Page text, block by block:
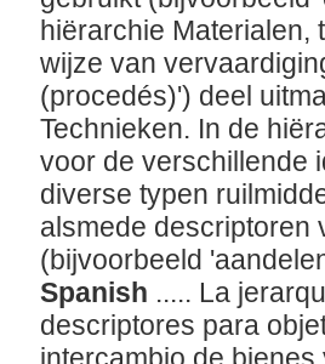
hiërarchie Materialen,
wijze van
(procedés)') deel
Technieken. In de
voor de verschillende
diverse typen
alsmede descriptoren
(bijvoorbeeld
Spanish ..... La
descriptores para